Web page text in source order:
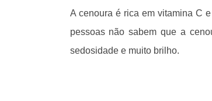
A cenoura é rica em vitamina C
pessoas não sabem que a
sedosidade e muito brilho.